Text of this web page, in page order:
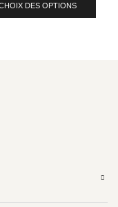
DES OPTIONS